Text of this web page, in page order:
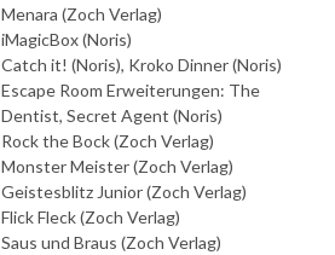
Menara (Zoch Verlag)
iMagicBox (Noris)
Catch it! (Noris), Kroko Dinner (Noris)
Escape Room Erweiterungen: The
Dentist, Secret Agent (Noris)
Rock the Bock (Zoch Verlag)
Monster Meister (Zoch Verlag)
Geistesblitz Junior (Zoch Verlag)
Flick Fleck (Zoch Verlag)
Saus und Braus (Zoch Verlag)